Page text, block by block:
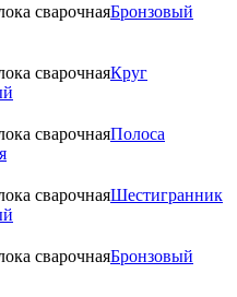
Бронзовый
Круг
Полоса
Шестигранник
Бронзовый